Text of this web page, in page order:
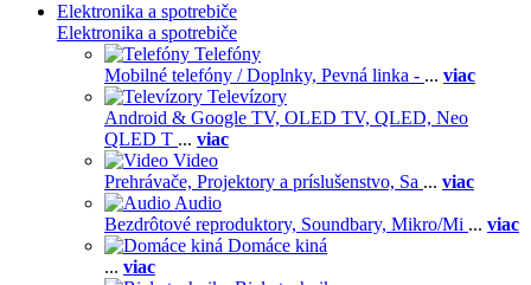
Elektronika a spotrebiče
Elektronika a spotrebiče
Telefóny
Mobilné telefóny / Doplnky, Pevná linka - ... viac
Televízory
Android & Google TV, OLED TV, QLED, Neo
QLED T ... viac
Video
Prehrávače, Projektory a príslušenstvo, Sa ... viac
Audio
Bezdrôtové reproduktory, Soundbary, Mikro/Mi ... viac
Domáce kiná
... viac